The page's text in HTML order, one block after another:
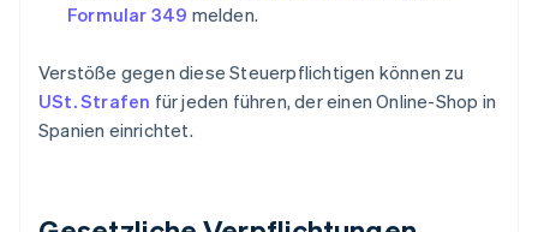
Formular 349 melden.
Verstöße gegen diese Steuerpflichtigen können zu
USt. Strafen für jeden führen, der einen Online-Shop in
Spanien einrichtet.